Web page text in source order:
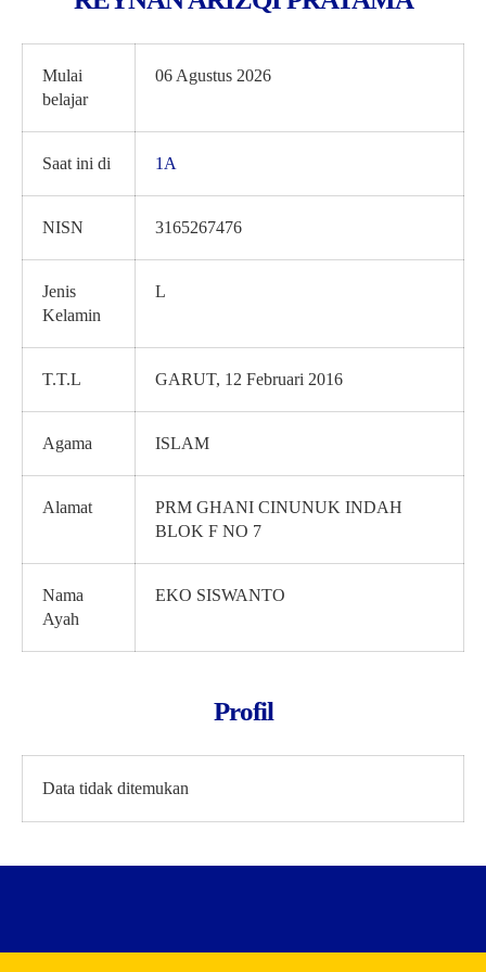
Mulai
belajar
06 Agustus 2026
Saat ini di 1A
NISN 3165267476
Jenis
Kelamin
L
T.T.L GARUT, 12 Februari 2016
Agama ISLAM
Alamat
PRM GHANI CINUNUK INDAH
BLOK F NO 7
Nama
Ayah
EKO SISWANTO
Profil
Data tidak ditemukan